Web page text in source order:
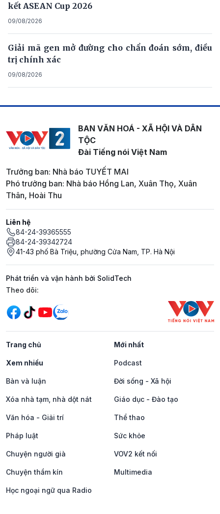
kết ASEAN Cup 2026
09/08/2026
Giải mã gen mở đường cho chẩn đoán sớm, điều
trị chính xác
09/08/2026
BAN VĂN HOÁ - XÃ HỘI VÀ DÂN
TỘC
Đài Tiếng nói Việt Nam
Trưởng ban: Nhà báo TUYẾT MAI
Phó trưởng ban: Nhà báo Hồng Lan, Xuân Thọ, Xuân
Thân, Hoài Thu
Liên hệ
84-24-39365555
84-24-39342724
41-43 phố Bà Triệu, phường Cửa Nam, TP. Hà Nội
Phát triển và vận hành bởi SolidTech
Mạng xã hội
Theo dõi:
Trang chủ Mới nhất
Xem nhiều Podcast
Bàn và luận Đời sống - Xã hội
Xóa nhà tạm, nhà dột nát Giáo dục - Đào tạo
Văn hóa - Giải trí Thể thao
Pháp luật Sức khỏe
Chuyện người già VOV2 kết nối
Chuyện thầm kín Multimedia
Học ngoại ngữ qua Radio